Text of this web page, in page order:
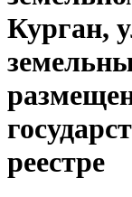
Курган,
реестре